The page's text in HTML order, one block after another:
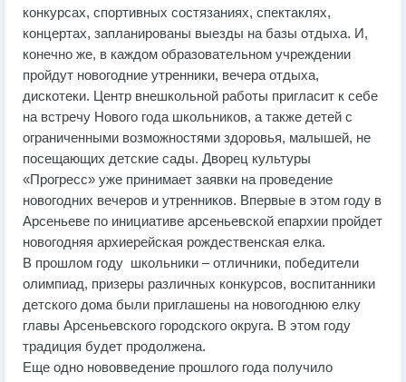
конкурсах, спортивных состязаниях, спектаклях,
концертах, запланированы выезды на базы отдыха. И,
конечно же, в каждом образовательном учреждении
пройдут новогодние утренники, вечера отдыха,
дискотеки. Центр внешкольной работы пригласит к себе
на встречу Нового года школьников, а также детей с
ограниченными возможностями здоровья, малышей, не
посещающих детские сады. Дворец культуры
«Прогресс» уже принимает заявки на проведение
новогодних вечеров и утренников. Впервые в этом году в
Арсеньеве по инициативе арсеньевской епархии пройдет
новогодняя архиерейская рождественская елка.
В прошлом году школьники – отличники, победители
олимпиад, призеры различных конкурсов, воспитанники
детского дома были приглашены на новогоднюю елку
главы Арсеньевского городского округа. В этом году
традиция будет продолжена.
Еще одно нововведение прошлого года получило